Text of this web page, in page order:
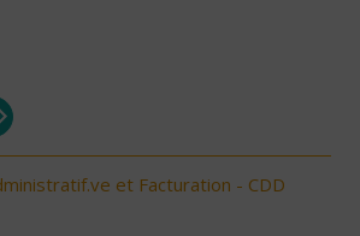
et Facturation - CDD